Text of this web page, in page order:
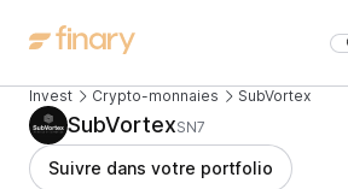
Invest Crypto-monnaies SubVortex
SubVortexSN7
Suivre dans votre portfolio